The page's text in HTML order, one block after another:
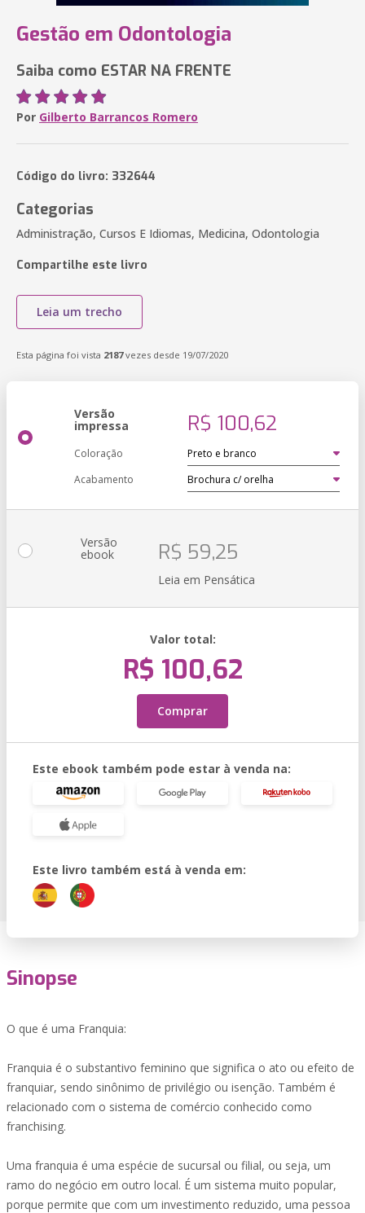
Gestão em Odontologia
Saiba como ESTAR NA FRENTE
Por Gilberto Barrancos Romero
Código do livro: 332644
Categorias
Administração, Cursos E Idiomas, Medicina, Odontologia
Compartilhe este livro
Leia um trecho
Esta página foi vista 2187vezes desde 19/07/2020
Versão
impressa R$ 100,62
Coloração
Acabamento
Versão
ebook R$ 59,25
Leia em Pensática
Valor total:
R$ 100,62
Comprar
Este ebook também pode estar à venda na:
Este livro também está à venda em:
Sinopse
O que é uma Franquia:
Franquia é o substantivo feminino que significa o ato ou efeito de
franquiar, sendo sinônimo de privilégio ou isenção. Também é
relacionado com o sistema de comércio conhecido como
franchising.
Uma franquia é uma espécie de sucursal ou filial, ou seja, um
ramo do negócio em outro local. É um sistema muito popular,
porque permite que com um investimento reduzido, uma pessoa